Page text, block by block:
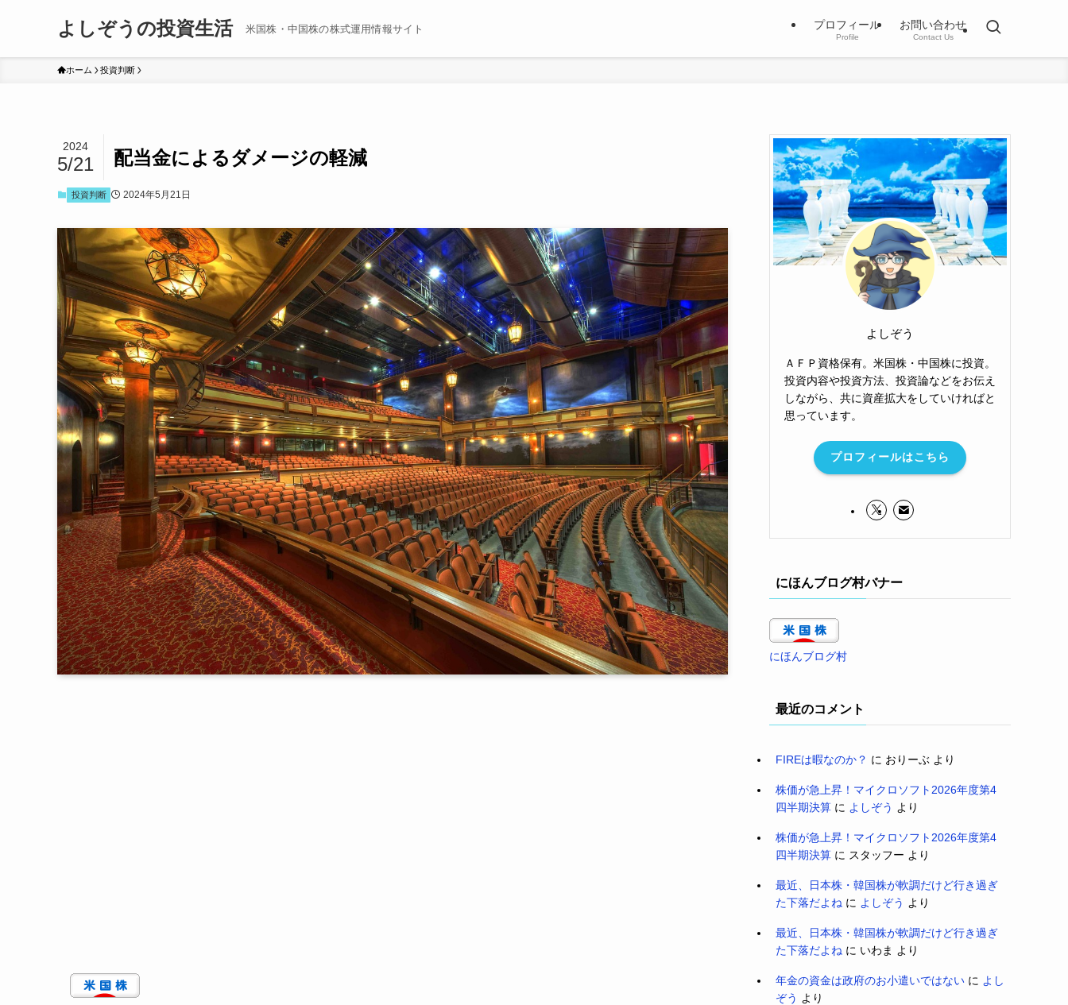
よしぞうの投資生活 米国株・中国株の株式運用情報サイト プロフィール
Profile
お問い合わせ
Contact Us
ホーム 投資判断
配当金によるダメージの軽減
2024
5/21
投資判断 2024年5月21日
よしぞう
ＡＦＰ資格保有。米国株・中国株に投資。
投資内容や投資方法、投資論などをお伝え
しながら、共に資産拡大をしていければと
思っています。
プロフィールはこちら
にほんブログ村バナー
にほんブログ村
最近のコメント
FIREは暇なのか？ に おりーぶ より
株価が急上昇！マイクロソフト2026年度第4
四半期決算 に よしぞう より
株価が急上昇！マイクロソフト2026年度第4
四半期決算 に スタッフー より
最近、日本株・韓国株が軟調だけど行き過ぎ
た下落だよね に よしぞう より
最近、日本株・韓国株が軟調だけど行き過ぎ
た下落だよね に いわま より
年金の資金は政府のお小遣いではない に よし
ぞう より